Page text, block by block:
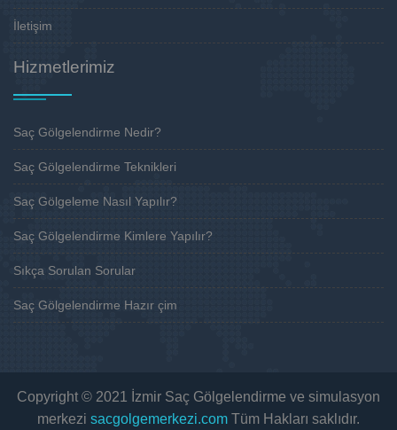
İletişim
Hizmetlerimiz
Saç Gölgelendirme Nedir?
Saç Gölgelendirme Teknikleri
Saç Gölgeleme Nasıl Yapılır?
Saç Gölgelendirme Kimlere Yapılır?
Sıkça Sorulan Sorular
Saç Gölgelendirme Hazır çim
Copyright © 2021 İzmir Saç Gölgelendirme ve simulasyon
merkezi sacgolgemerkezi.com Tüm Hakları saklıdır.